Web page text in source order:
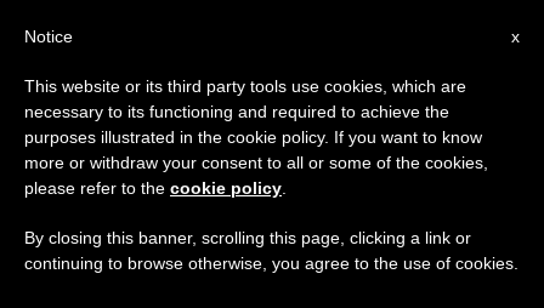
الدولة الإسلامية في العراق والشام
x
Notice
This website or its third party tools use cookies, which are
necessary to its functioning and required to achieve the
purposes illustrated in the cookie policy. If you want to know
more or withdraw your consent to all or some of the cookies,
please refer to the cookie policy
By closing this banner, scrolling this page, clicking a link or
continuing to browse otherwise, you agree to the use of cookies.